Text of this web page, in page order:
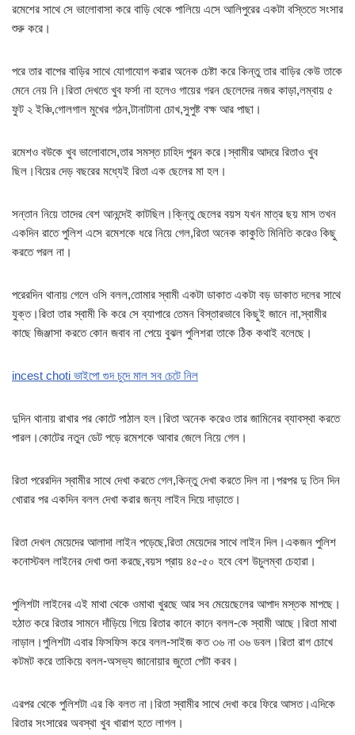
রমেশের সাথে সে ভালোবাসা করে বাড়ি থেকে পালিয়ে এসে আলিপুরের একটা বস্তিতে সংসার
শুরু করে।
পরে তার বাপের বাড়ির সাথে যোগাযোগ করার অনেক চেষ্টা করে কিন্তু তার বাড়ির কেউ তাকে
মেনে নেয় নি।রিতা দেখতে খুব ফর্সা না হলেও গায়ের গরন ছেলেদের নজর কাড়া,লম্বায় ৫
ফুট ২ ইঞ্চি,গোলগাল মুখের গঠন,টানাটানা চোখ,সুপুষ্ট বক্ষ আর পাছা।
রমেশও বউকে খুব ভালোবাসে,তার সমস্ত চাহিদ পুরন করে।স্বামীর আদরে রিতাও খুব
ছিল।বিয়ের দেড় বছরের মধ্যেই রিতা এক ছেলের মা হল।
সন্তান নিয়ে তাদের বেশ আনন্দেই কাটছিল।কি্ন্তু ছেলের বয়স যখন মাত্র ছয় মাস তখন
একদিন রাতে পুলিশ এসে রমেশকে ধরে নিয়ে গেল,রিতা অনেক কাকুতি মিনিতি করেও কিছু
করতে পরল না।
পরেরদিন থানায় গেলে ওসি বলল,তোমার স্বামী একটা ডাকাত একটা বড় ডাকাত দলের সাথে
যুক্ত।রিতা তার স্বামী কি করে সে ব্যাপারে তেমন বিস্তারভাবে কিছুই জানে না,স্বামীর
কাছে জিঞ্জাসা করতে কোন জবাব না পেয়ে বুঝল পুলিশরা তাকে ঠিক কথাই বলেছে।
incest choti ভাইপো গুদ চুদে মাল সব চেটে নিল
দুদিন থানায় রাখার পর কোটে পাঠাল হল।রিতা অনেক করেও তার জামিনের ব্যাবস্থা করতে
পারল।কোটের নতুন ডেট পড়ে রমেশকে আবার জেলে নিয়ে গেল।
রিতা পরেরদিন স্বামীর সাথে দেখা করতে গেল,কিন্তু দেখা করতে দিল না।পরপর দু তিন দিন
খোরার পর একদিন বলল দেখা করার জন্য লাইন দিয়ে দাড়াতে।
রিতা দেখল মেয়েদের আলাদা লাইন পড়েছে,রিতা মেয়েদের সাথে লাইন দিল।একজন পুলিশ
কনোস্টবল লাইনের দেখা শুনা করছে,বয়স প্রায় ৪৫-৫০ হবে বেশ উচুলম্বা চেহারা।
পুলিশটা লাইনের এই মাথা থেকে ওমাথা খুরছে আর সব মেয়েছেলের আপাদ মস্তক মাপছে।
হঠাত করে রিতার সামনে দাঁড়িয়ে গিয়ে রিতার কানে কানে বলল-কে স্বামী আছে।রিতা মাথা
নাড়াল।পুলিশটা এবার ফিসফিস করে বলল-সাইজ কত ৩৬ না ৩৬ ডবল।রিতা রাগ চোখে
কটমট করে তাকিয়ে বলল-অসভ্য জানোয়ার জুতো পেটা করব।
এরপর থেকে পুলিশটা এর কি বলত না।রিতা স্বামীর সাথে দেখা করে ফিরে আসত।এদিকে
রিতার সংসারের অবস্থা খুব খারাপ হতে লাগল।